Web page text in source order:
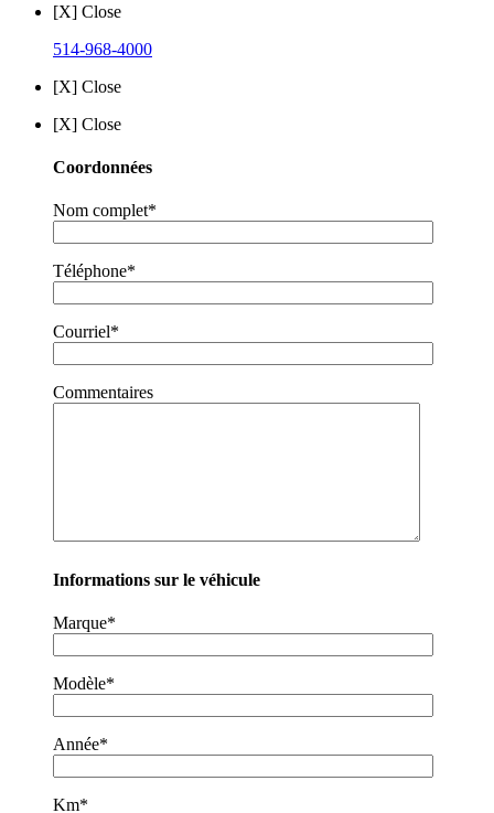
[X] Close
514-968-4000
[X] Close
[X] Close
Coordonnées
Nom complet*
Téléphone*
Courriel*
Commentaires
Informations sur le véhicule
Marque*
Modèle*
Année*
Km*